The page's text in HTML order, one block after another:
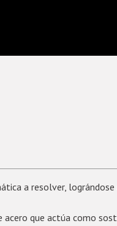
a resolver,
que actúa como